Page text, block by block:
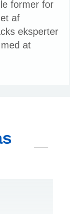
former for
af
eksperter
at